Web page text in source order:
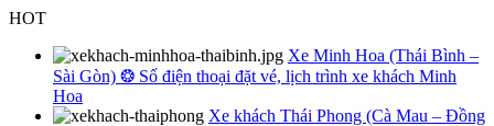
Skip
content
HOT
Xe Minh Hoa (Thái Bình –
Sài Gòn) ❂ Số điện thoại đặt vé, lịch trình xe khách Minh
Hoa
Xe khách Thái Phong (Cà Mau – Đồng